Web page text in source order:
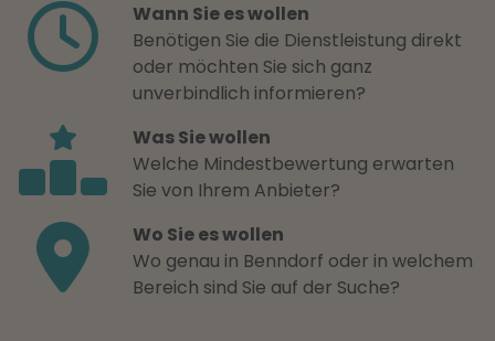
Wann Sie es wollen
Benötigen Sie die Dienstleistung direkt
oder möchten Sie sich ganz
unverbindlich informieren?
Was Sie wollen
Welche Mindestbewertung erwarten
Sie von Ihrem Anbieter?
Wo Sie es wollen
Wo genau in Benndorf oder in welchem
Bereich sind Sie auf der Suche?